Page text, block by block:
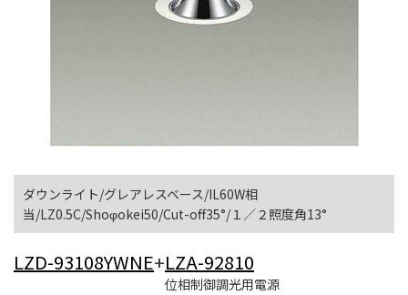
ダウンライト/グレアレスベース/IL60W相
当/LZ0.5C/Shoφokei50/Cut-off35°/１／２照度角13°
LZD-93108YWNE+LZA-92810
位相制御調光用電源